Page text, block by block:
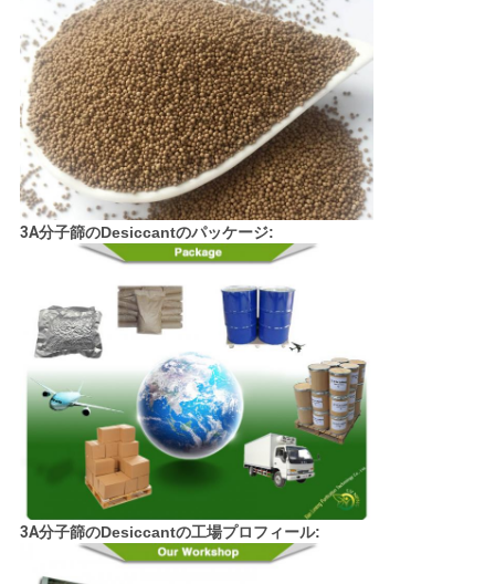
す
る
地
図
PRIVACY
POLICY
3A分子篩のDesiccantのパッケージ:
3A分子篩のDesiccantの工場プロフィール: